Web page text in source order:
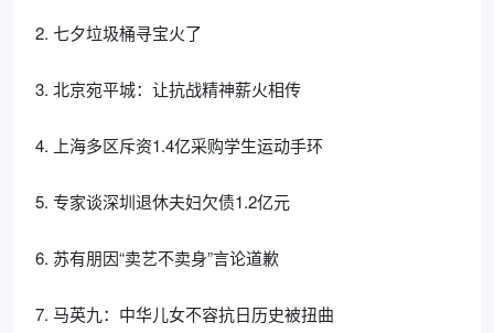
2. 七夕垃圾桶寻宝火了
3. 北京宛平城：让抗战精神薪火相传
4. 上海多区斥资1.4亿采购学生运动手环
5. 专家谈深圳退休夫妇欠债1.2亿元
6. 苏有朋因“卖艺不卖身”言论道歉
7. 马英九：中华儿女不容抗日历史被扭曲